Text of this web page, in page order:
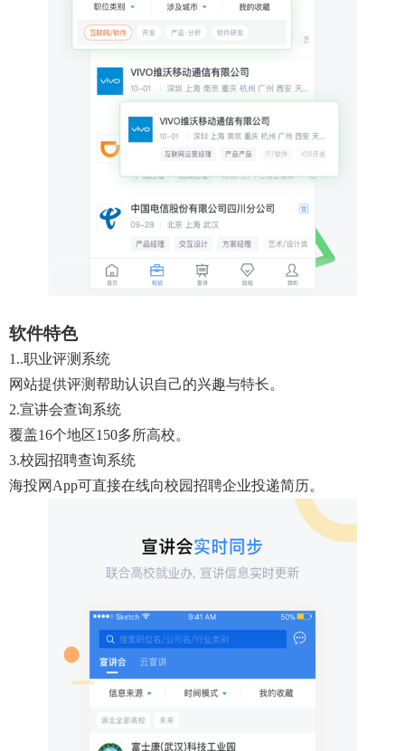
软件特色
1..职业评测系统
网站提供评测帮助认识自己的兴趣与特长。
2.宣讲会查询系统
覆盖16个地区150多所高校。
3.校园招聘查询系统
海投网app可直接在线向校园招聘企业投递简历。